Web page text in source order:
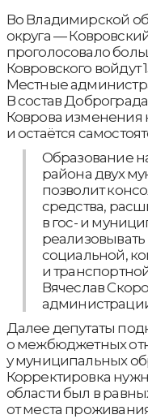
Во Владимирской
округа —
проголосовало
Ковровского войдут
Местные
В состав
Коврова изменения
и остаётся
Образование
района двух
позволит
средства,
в гос- и
реализовывать
социальной,
и
Вячеслав
Далее депутаты
о межбюджетных
у муниципальных
Корректировка
области был в
от места